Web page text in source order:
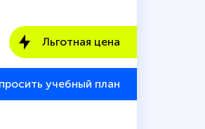
Льготная цена
учебный план